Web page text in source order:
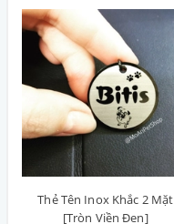
Thẻ Tên Inox Khắc 2 Mặt
[Tròn Viền Đen]